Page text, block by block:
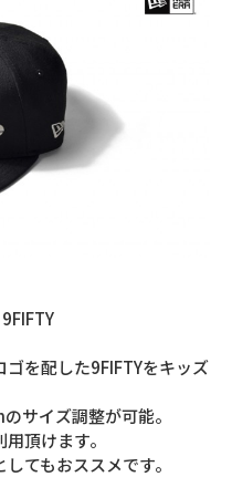
を配した9FIFTYをキッズ
サイズ調整が可能。
頂けます。
てもおススメです。